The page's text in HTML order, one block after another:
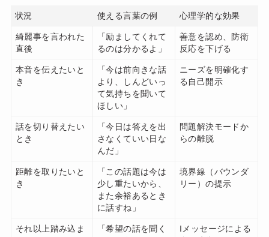
状況 使える言葉の例 心理学的な効果
綺麗事を言われた
直後
「励ましてくれて
るのは分かるよ」
善意を認め、防衛
反応を下げる
本音を伝えたいと
き
「今は前向きな話
より、しんどいっ
て気持ちを聞いて
ほしい」
ニーズを明確化す
る自己開示
話を切り替えたい
とき
「今日は答えを出
さなくていい日な
んだ」
問題解決モードか
らの離脱
距離を取りたいと
き
「この話題は今は
少し重たいから、
また余裕あるとき
に話すね」
境界線（バウンダ
リー）の提示
それ以上踏み込ま
「希望の話を聞く
Iメッセージによる